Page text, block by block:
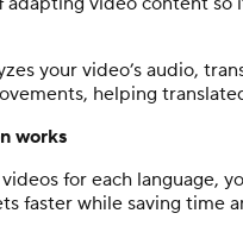
your video’s audio,
helping
works
for each language,
faster while saving time